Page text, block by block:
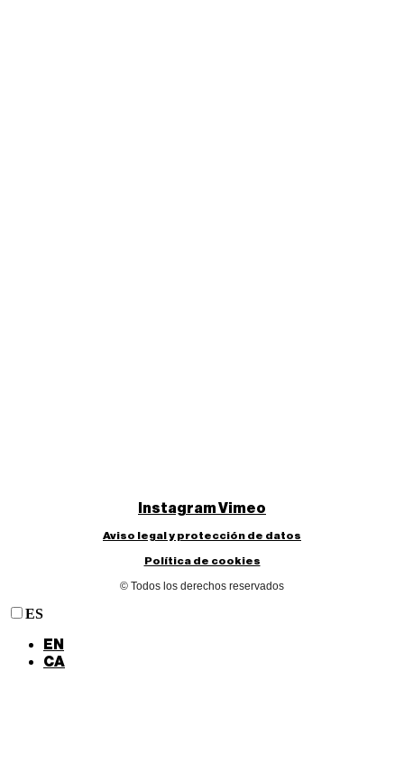
InstagramVimeo
Aviso legal y protección de datos
Política de cookies
© Todos los derechos reservados
ES
EN
CA